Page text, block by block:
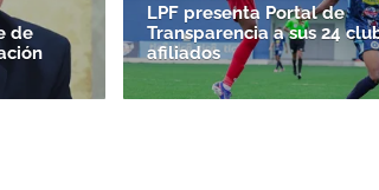
de
LPF presenta Portal de
Transparencia a sus 24
afiliados